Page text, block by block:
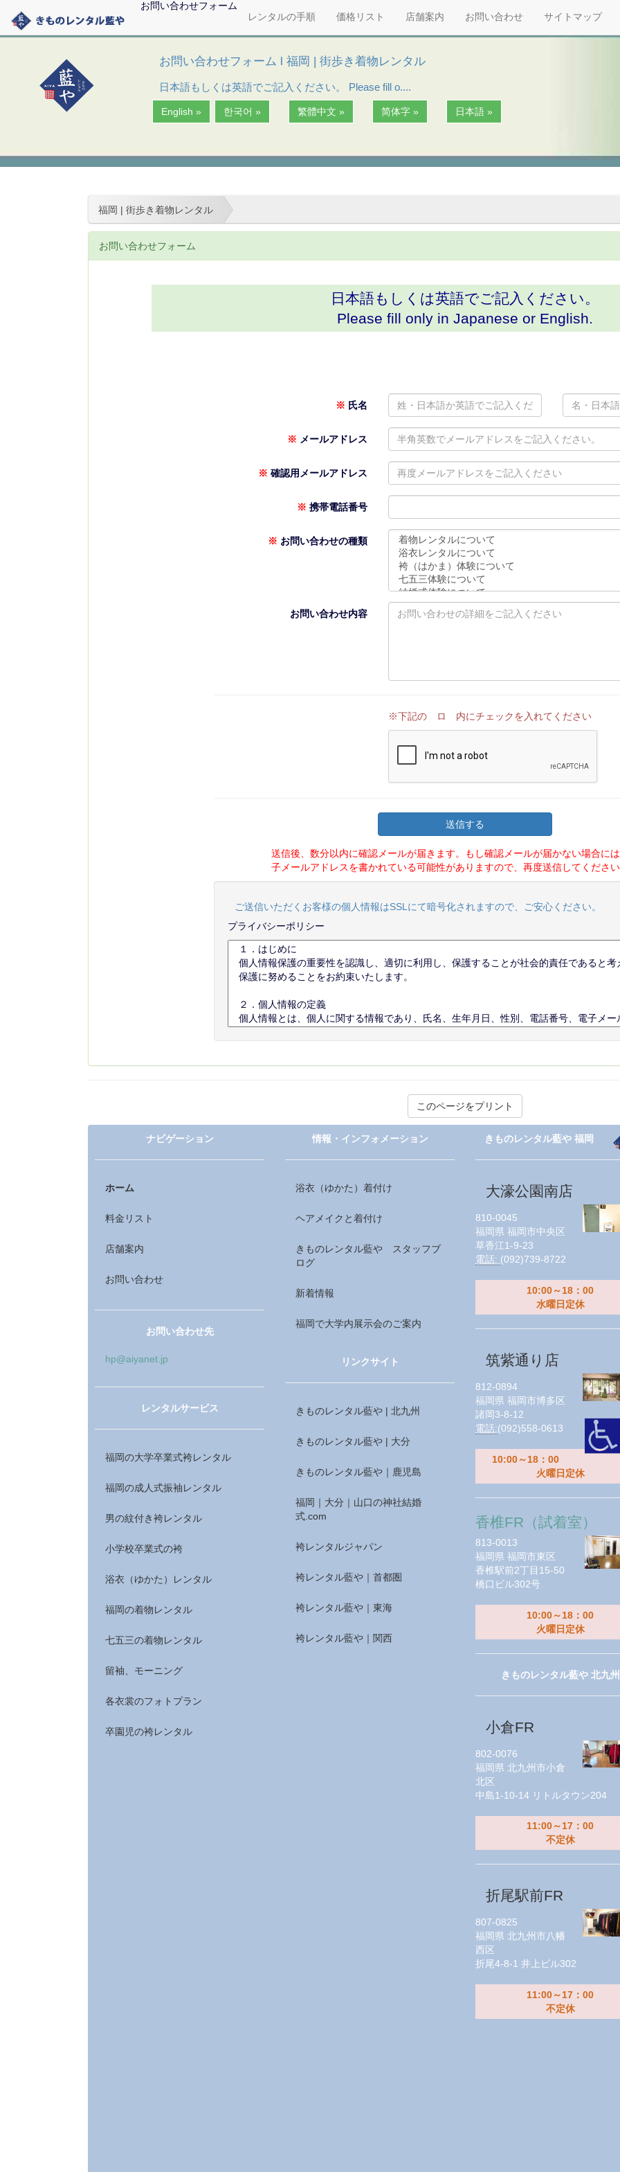
お問い合わせフォーム
レンタルの手順
価格リスト 店舗案内 お問い合わせ サイトマップ
お問い合わせフォーム l 福岡 | 街歩き着物レンタル
日本語もしくは英語でご記入ください。 Please fill o....
English » 한국어 » 繁體中文 » 简体字 » 日本語 »
福岡 | 街歩き着物レンタル
お問い合わせフォーム
日本語もしくは英語でご記入ください。
Please fill only in Japanese or English.
※ 氏名
※ メールアドレス
※ 確認用メールアドレス
※ 携帯電話番号
※ お問い合わせの種類
お問い合わせ内容
※下記の ロ 内にチェックを入れてください
送信後、数分以内に確認メールが届きます。もし確認メールが届かない場合に
子メールアドレスを書かれている可能性がありますので、再度送信してください
ご送信いただくお客様の個人情報はSSLにて暗号化されますので、ご安心ください。
プライバシーポリシー
ナビゲーション
ホーム
料金リスト
店舗案内
お問い合わせ
お問い合わせ先
hp@aiyanet.jp
レンタルサービス
福岡の大学卒業式袴レンタル
福岡の成人式振袖レンタル
男の紋付き袴レンタル
小学校卒業式の袴
浴衣（ゆかた）レンタル
福岡の着物レンタル
七五三の着物レンタル
留袖、モーニング
各衣裳のフォトプラン
卒園児の袴レンタル
情報・インフォメーション
浴衣（ゆかた）着付け
ヘアメイクと着付け
きものレンタル藍や スタッフブ
ログ
新着情報
福岡で大学内展示会のご案内
リンクサイト
きものレンタル藍や | 北九州
きものレンタル藍や | 大分
きものレンタル藍や｜鹿児島
福岡｜大分｜山口の神社結婚
式.com
袴レンタルジャパン
袴レンタル藍や｜首都圏
袴レンタル藍や｜東海
袴レンタル藍や｜関西
きものレンタル藍や 福岡
大濠公園南店
810-0045
福岡県 福岡市中央区
草香江1-9-23
電話: (092)739-8722
10:00～18：00
水曜日定休
筑紫通り店
812-0894
福岡県 福岡市博多区
諸岡3-8-12
電話:(092)558-0613
10:00～18：00
火曜日定休
香椎FR（試着室）
813-0013
福岡県 福岡市東区
香椎駅前2丁目15-50
橋口ビル302号
10:00～18：00
火曜日定休
きものレンタル藍や 北九州
小倉FR
802-0076
福岡県 北九州市小倉
北区
中島1-10-14 リトルタウン204
11:00～17：00
不定休
折尾駅前FR
807-0825
福岡県 北九州市八幡
西区
折尾4-8-1 井上ビル302
11:00～17：00
不定休